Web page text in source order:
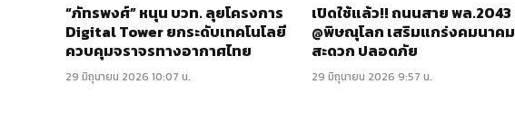
“ภัทรพงศ์” หนุน บวท. ลุยโครงการ
Digital Tower ยกระดับเทคโนโลยี
ควบคุมจราจรทางอากาศไทย
29 มิถุนายน 2026 10:07 น.
เปิดใช้แล้ว!! ถนนสาย พล.2043
@พิษณุโลก เสริมแกร่งคมนาคม
สะดวก ปลอดภัย
29 มิถุนายน 2026 9:57 น.